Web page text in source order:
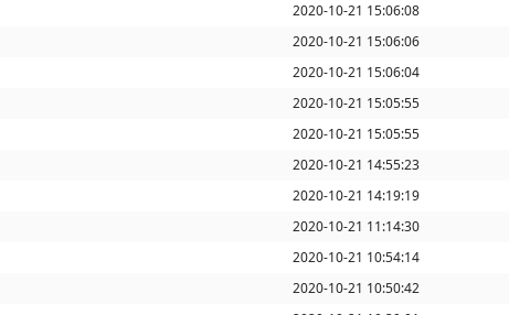
2020-10-21 15:06:08
2020-10-21 15:06:06
2020-10-21 15:06:04
2020-10-21 15:05:55
2020-10-21 15:05:55
2020-10-21 14:55:23
2020-10-21 14:19:19
2020-10-21 11:14:30
2020-10-21 10:54:14
2020-10-21 10:50:42